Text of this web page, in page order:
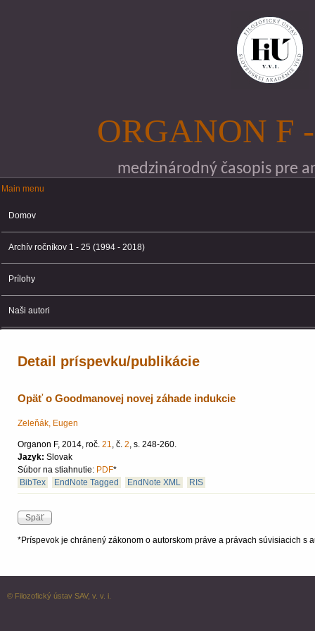
ORGANON F
medzinárodný časopis pre
Main menu
Main menu
Domov
Archív ročníkov 1 - 25 (1994 - 2018)
Prílohy
Naši autori
Detail príspevku/publikácie
Opäť o Goodmanovej novej záhade indukcie
Zeleňák, Eugen
Organon F, 2014, roč. 21, č. 2, s. 248-260.
Jazyk: Slovak
Súbor na stiahnutie: PDF*
BibTex
EndNote Tagged EndNote XML RIS
*Príspevok je chránený zákonom o autorskom práve a právach súvisiacich s
© Filozofický ústav SAV, v. v. i.